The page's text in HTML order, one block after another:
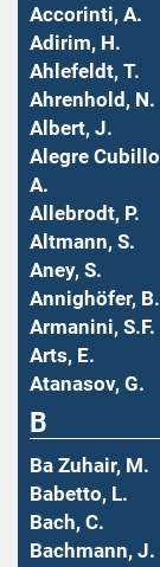
Accorinti, A.
Adirim, H.
Ahlefeldt, T.
Ahrenhold, N.
Albert, J.
Alegre
A.
Allebrodt, P.
Altmann, S.
Aney, S.
Annighöfer, B.
Armanini, S.F.
Arts, E.
Atanasov, G.
B
Ba Zuhair, M.
Babetto, L.
Bach, C.
Bachmann, J.